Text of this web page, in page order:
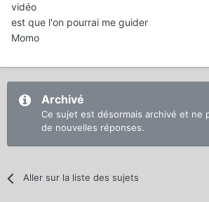
vidéo
est que l'on pourrai me guider
Momo
Archivé
Ce sujet est désormais archivé et ne
de nouvelles réponses.
Aller sur la liste des sujets